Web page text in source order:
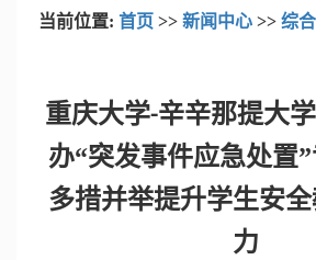
当前位置: 首页 >> 新闻中心 >> 综
重庆大学-辛辛那提大
办“突发事件应急处置”
多措并举提升学生安
力